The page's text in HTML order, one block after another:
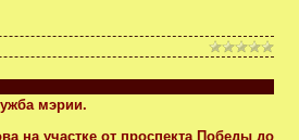
мэрии.
на участке от проспекта Победы до